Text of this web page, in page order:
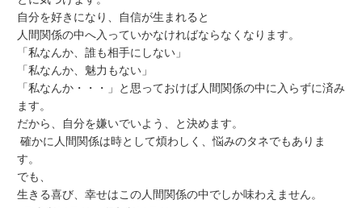
自分を好きになり、自信が生まれると
人間関係の中へ入っていかなければならなくなります。
「私なんか、誰も相手にしない」
「私なんか、魅力もない」
「私なんか・・・」と思っておけば人間関係の中に入らずに済み
ます。
だから、自分を嫌いでいよう、と決めます。
確かに人間関係は時として煩わしく、悩みのタネでもありま
す。
でも、
生きる喜び、幸せはこの人間関係の中でしか味わえません。